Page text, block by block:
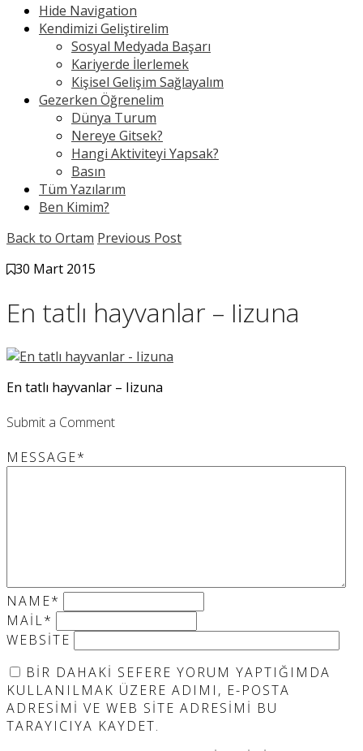
Hide Navigation
Kendimizi Geliştirelim
Sosyal Medyada Başarı
Kariyerde İlerlemek
Kişisel Gelişim Sağlayalım
Gezerken Öğrenelim
Dünya Turum
Nereye Gitsek?
Hangi Aktiviteyi Yapsak?
Basın
Tüm Yazılarım
Ben Kimim?
Back to Ortam Previous Post
30 Mart 2015
En tatlı hayvanlar – Iizuna
En tatlı hayvanlar – Iizuna
Submit a Comment
MESSAGE*
NAME*
MAIL*
WEBSITE
BIR DAHAKI SEFERE YORUM YAPTIĞIMDA
KULLANILMAK ÜZERE ADIMI, E-POSTA
ADRESIMI VE WEB SITE ADRESIMI BU
TARAYICIYA KAYDET.